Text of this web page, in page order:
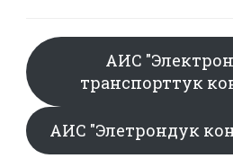
АИС
транспорттук
АИС "Элетрондук